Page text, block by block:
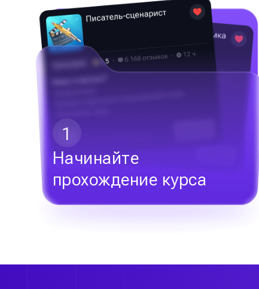
1
Начинайте
прохождение курса